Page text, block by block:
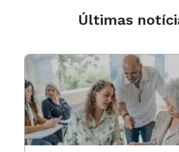
Últimas